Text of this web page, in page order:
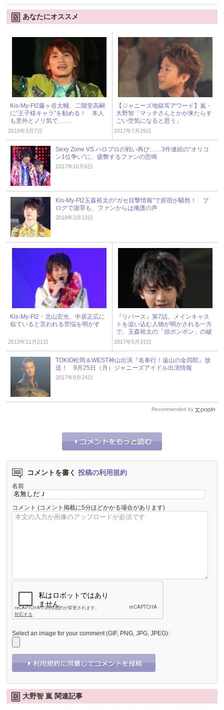
あなたにオススメ
Kis-My-Ft2藤ヶ谷太輔、二階堂高嗣
に“王子様キャラ”を勧める！ 本人
も意外とノリ気で……
2018年3月7日
【ジャニーズ地獄耳アワード】嵐・
大野智「マッチさんとかが来たらす
ごい空気になると思う」
2017年7月29日
Sexy Zone VS ハロプロの戦い再び……3作連続の“オリコ
ン1位争い”に、疲弊するファンの悲鳴
2017年10月6日
Kis-My-Ft2玉森裕太の“ガセ目撃情報”で原宿が騒然！ ブ
ログで謝罪も、ファンからは擁護の声
2018年3月13日
Kis-My-Ft2・北山宏光、中居正広に
似ていると言われる苦悩を明かす
2013年11月21日
『リバース』第7話。メインキャス
トを追い込む人物が明かされる一方
で、玉森裕太の「頭ポンポン」の破
壊力！
2017年5月31日
TOKIO松岡＆WEST神山出演『名奉行！遠山の金四郎』放
送！ 9月25日（月）ジャニーズアイドル出演情報
2017年9月24日
Recommended by
コメントを書く 投稿の利用規約
名前
コメント (コメント掲載に5分ほどかかる場合があります)
Select an image for your comment (GIF, PNG, JPG, JPEG):
大野智 嵐 関連記事